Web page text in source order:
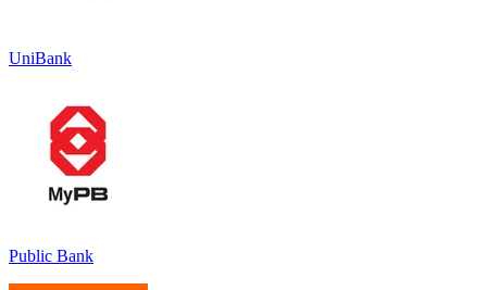
UniBank
Public Bank